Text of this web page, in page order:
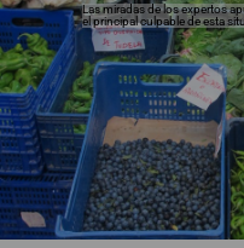
Las miradas de los expertos
el principal culpable de esta